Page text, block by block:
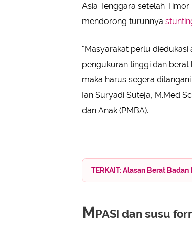
Asia Tenggara setelah
mendorong turunnya
"Masyarakat perlu
pengukuran tinggi dan berat
maka harus segera
Ian Suryadi Suteja, M.Med
dan Anak (PMBA).
TERKAIT: Alasan Berat
MPASI dan susu